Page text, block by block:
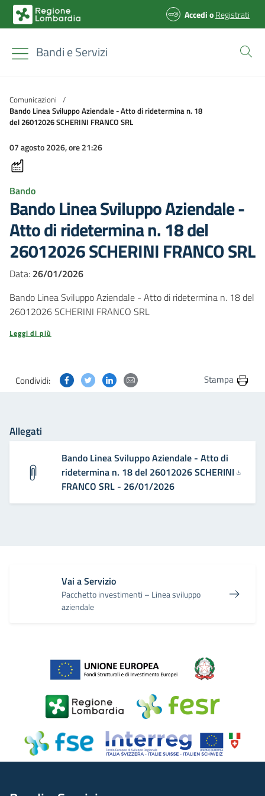
AccedioRegistrati
Bandi e Servizi
Comunicazioni /
Bando Linea Sviluppo Aziendale - Atto di ridetermina n. 18
del 26012026 SCHERINI FRANCO SRL
07 agosto 2026, ore 21:26
Bando
Bando Linea Sviluppo Aziendale -
Atto di ridetermina n. 18 del
26012026 SCHERINI FRANCO SRL
Data: 26/01/2026
Bando Linea Sviluppo Aziendale - Atto di ridetermina n. 18 del
26012026 SCHERINI FRANCO SRL
Leggi di più
Condividi: Condividi questa pagina su Facebook
Condividi questa pagina su Twitter
Condividi questa pagina su Linkedin
Condividi questa pagina via
Stampa
Allegati
Bando Linea Sviluppo Aziendale - Atto di
ridetermina n. 18 del 26012026 SCHERINI
FRANCO SRL - 26/01/2026
Vai a Servizio
Pacchetto investimenti – Linea sviluppo
aziendale